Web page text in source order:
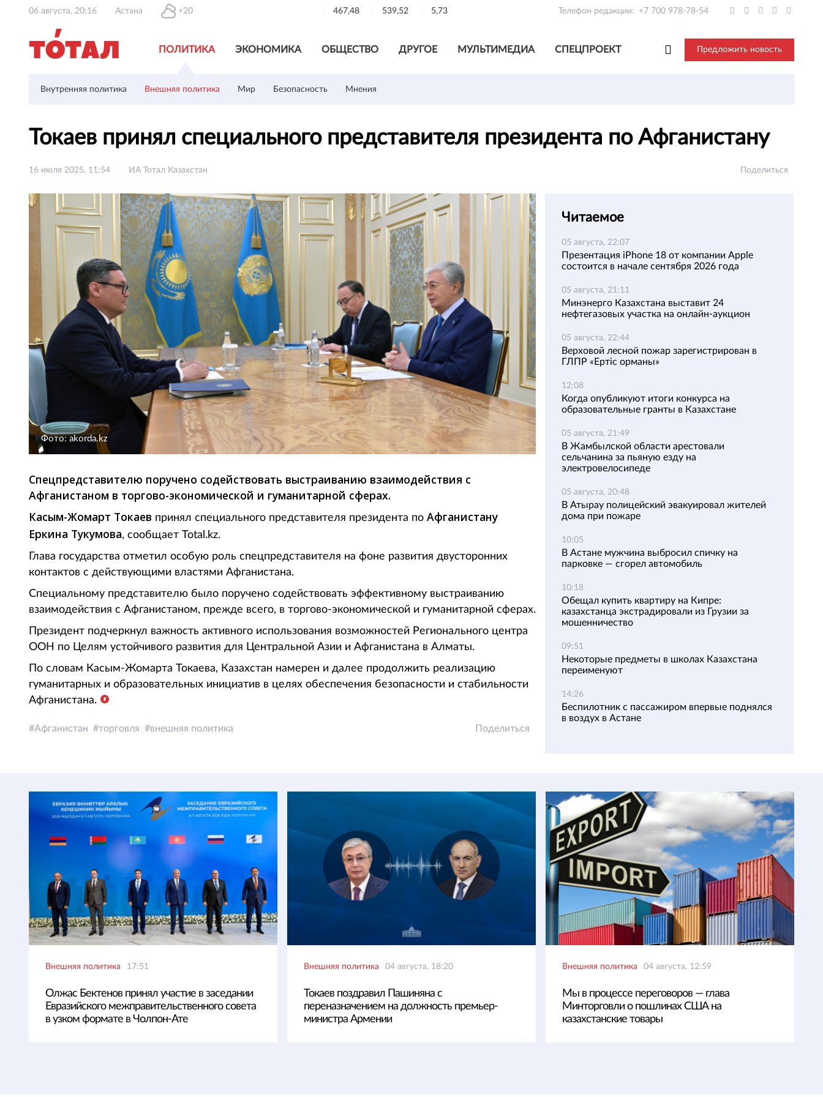
06 августа, 20:16 Астана +20 467,48 539,52 5,73 Телефон редакции: +7 700 978-78-54
ПОЛИТИКА ЭКОНОМИКА ОБЩЕСТВО ДРУГОЕ МУЛЬТИМЕДИА СПЕЦПРОЕКТ Предложить новость
Внутренняя политика Внешняя политика Мир Безопасность Мнения
Токаев принял специального представителя президента по Афганистану
16 июля 2025, 11:54 ИА Тотал Казахстан Поделиться
Фото: akorda.kz
Спецпредставителю поручено содействовать выстраиванию взаимодействия с
Афганистаном в торгово-экономической и гуманитарной сферах.
Касым-Жомарт Токаев принял специального представителя президента по Афганистану
Еркина Тукумова, сообщает Total.kz.
Глава государства отметил особую роль спецпредставителя на фоне развития двусторонних
контактов с действующими властями Афганистана.
Специальному представителю было поручено содействовать эффективному выстраиванию
взаимодействия с Афганистаном, прежде всего, в торгово-экономической и гуманитарной сферах.
Президент подчеркнул важность активного использования возможностей Регионального центра
ООН по Целям устойчивого развития для Центральной Азии и Афганистана в Алматы.
По словам Касым-Жомарта Токаева, Казахстан намерен и далее продолжить реализацию
гуманитарных и образовательных инициатив в целях обеспечения безопасности и стабильности
Афганистана.
Афганистан торговля внешняя политика Поделиться
Читаемое
05 августа, 22:07
Презентация iPhone 18 от компании Apple
состоится в начале сентября 2026 года
05 августа, 21:11
Минэнерго Казахстана выставит 24
нефтегазовых участка на онлайн-аукцион
05 августа, 22:44
Верховой лесной пожар зарегистрирован в
ГЛПР «Ертіс орманы»
12:08
Когда опубликуют итоги конкурса на
образовательные гранты в Казахстане
05 августа, 21:49
В Жамбылской области арестовали
сельчанина за пьяную езду на
электровелосипеде
05 августа, 20:48
В Атырау полицейский эвакуировал жителей
дома при пожаре
10:05
В Астане мужчина выбросил спичку на
парковке — сгорел автомобиль
10:18
Обещал купить квартиру на Кипре:
казахстанца экстрадировали из Грузии за
мошенничество
09:51
Некоторые предметы в школах Казахстана
переименуют
14:26
Беспилотник с пассажиром впервые поднялся
в воздух в Астане
Внешняя политика 17:51
Олжас Бектенов принял участие в заседании
Евразийского межправительственного совета
в узком формате в Чолпон-Ате
Внешняя политика 04 августа, 18:20
Токаев поздравил Пашиняна с
переназначением на должность премьер-
министра Армении
Внешняя политика 04 августа, 12:59
Мы в процессе переговоров — глава
Минторговли о пошлинах США на
казахстанские товары